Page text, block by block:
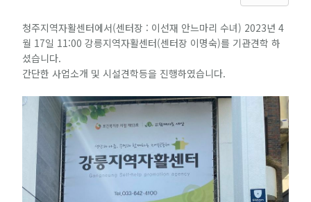
청주지역자활센터에서(센터장 : 이선재 안느마리 수녀) 2023년 4
월 17일 11:00 강릉지역자활센터(센터장 이명숙)를 기관견학 하
셨습니다.
간단한 사업소개 및 시설견학등을 진행하였습니다.